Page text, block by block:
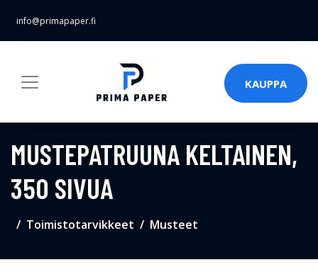
info@primapaper.fi
KAUPPA
MUSTEPATRUUNA KELTAINEN,
350 SIVUA
Toimistotarvikkeet Musteet